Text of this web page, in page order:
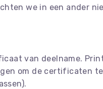
we in een ander
van deelname.
om de certificaten